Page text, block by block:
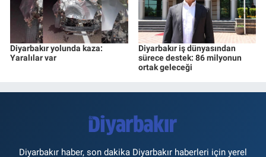
Diyarbakır yolunda kaza:
Yaralılar var
Diyarbakır iş dünyasından
sürece destek: 86 milyonun
ortak geleceği
Diyarbakır haber, son dakika Diyarbakır haberleri için yerel